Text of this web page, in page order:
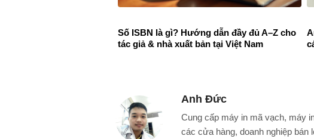
Số ISBN là gì? Hướng dẫn đầy đủ A–Z cho
tác giả & nhà xuất bản tại Việt Nam
Anh Đức
Cung cấp máy in mã vạch, máy
các cửa hàng, doanh nghiệp bán